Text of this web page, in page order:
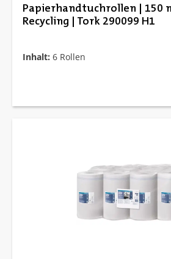
Papierhandtuchrollen | 150
Recycling | Tork 290099 H1
Inhalt: 6 Rollen